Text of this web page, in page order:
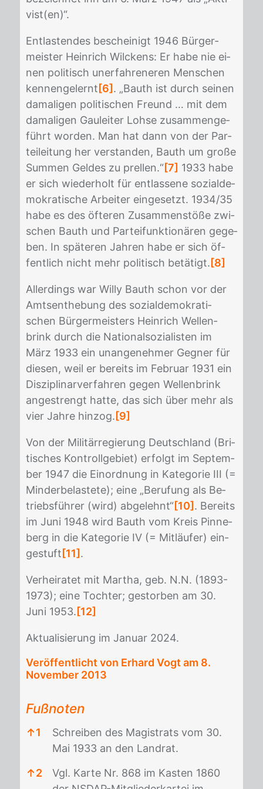
vist(en)“.
Ent­las­ten­des be­schei­nigt 1946 Bür­ger­
meis­ter Hein­rich Wilckens: Er habe nie ei­
nen po­li­tisch un­er­fah­re­ne­ren Men­schen
ken­nen­ge­lernt [6] . „Bauth ist durch sei­nen
da­ma­li­gen po­li­ti­schen Freund … mit dem
da­ma­li­gen Gau­lei­ter Loh­se zu­sam­men­ge­
führt wor­den. Man hat dann von der Par­
tei­lei­tung her ver­stan­den, Bauth um gro­ße
Sum­men Gel­des zu prel­len.“[7] 1933 habe
er sich wie­der­holt für ent­las­se­ne so­zi­al­de­
mo­kra­ti­sche Ar­bei­ter ein­ge­setzt. 1934/​35
habe es des öf­te­ren Zu­sam­men­stö­ße zwi­
schen Bauth und Par­tei­funk­tio­nä­ren ge­ge­
ben. In spä­te­ren Jah­ren habe er sich öf­
fent­lich nicht mehr po­li­tisch be­tä­tigt. [8]
Al­ler­dings war Wil­ly Bauth schon vor der
Amts­ent­he­bung des so­zi­al­de­mo­kra­ti­
schen Bür­ger­meis­ters Hein­rich Wel­len­
brink durch die Na­tio­nal­so­zia­lis­ten im
März 1933 ein un­an­ge­neh­mer Geg­ner für
die­sen, weil er be­reits im Fe­bru­ar 1931 ein
Dis­zi­pli­nar­ver­fah­ren ge­gen Wel­len­brink
an­ge­strengt hat­te, das sich über mehr als
vier Jah­re hin­zog. [9]
Von der Mi­li­tär­re­gie­rung Deutsch­land (Bri­
ti­sches Kon­troll­ge­biet) er­folgt im Sep­tem­
ber 1947 die Ein­ord­nung in Ka­te­go­rie III (=
Min­der­be­las­te­te); eine „Be­ru­fung als Be­
triebs­füh­rer (wird) ab­ge­lehnt“[10] . Be­reits
im Juni 1948 wird Bauth vom Kreis Pin­ne­
berg in die Ka­te­go­rie IV (= Mit­läu­fer) ein­
ge­stuft [11] .
Ver­hei­ra­tet mit Mar­tha, geb. N.N. (1893-
1973); eine Toch­ter; ge­stor­ben am 30.
Juni 1953. [12]
Ak­tua­li­sie­rung im Ja­nu­ar 2024.
Veröffentlicht von Erhard Vogt am 8.
November 2013
Fußnoten
↑1
Schreiben des Magistrats vom 30.
Mai 1933 an den Landrat.
↑2
Vgl. Karte Nr. 868 im Kasten 1860